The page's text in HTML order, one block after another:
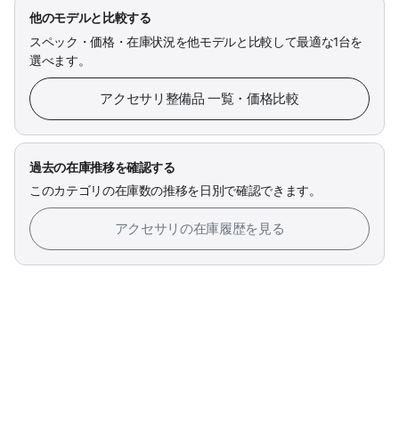
他のモデルと比較する
スペック・価格・在庫状況を他モデルと比較して最適な1台を
選べます。
アクセサリ整備品 一覧・価格比較
過去の在庫推移を確認する
このカテゴリの在庫数の推移を日別で確認できます。
アクセサリの在庫履歴を見る